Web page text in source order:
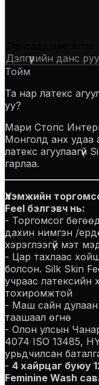
Дэлгүүрийн данс
Тойм
Та нар латекс
уу?
Мари Стопс
Монголд анх удаа
латекс агуулаагүй
гарлаа.
Үлэмжийн
Feel бэлгэвч нь:
- Торгомсог
дахин нимгэн /
хэрэглээгүй мэт
- Цар тахлаас
болсон. Silk Skin
учраас латексийн
тохиромжтой
- Маш сайн
таашаал өгнө
- Олон улсын
4074 ISO 13485,
урьдчилсан
- 4 хайрцаг буюу
Feminine Wash